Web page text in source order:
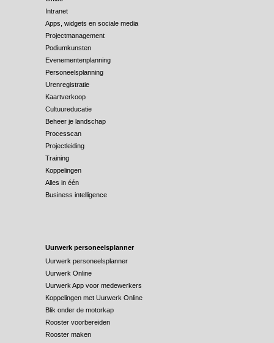
Intranet
Apps, widgets en sociale media
Projectmanagement
Podiumkunsten
Evenementenplanning
Personeelsplanning
Urenregistratie
Kaartverkoop
Cultuureducatie
Beheer je landschap
Processcan
Projectleiding
Training
Koppelingen
Alles in één
Business intelligence
Uurwerk personeelsplanner
Uurwerk personeelsplanner
Uurwerk Online
Uurwerk App voor medewerkers
Koppelingen met Uurwerk Online
Blik onder de motorkap
Rooster voorbereiden
Rooster maken